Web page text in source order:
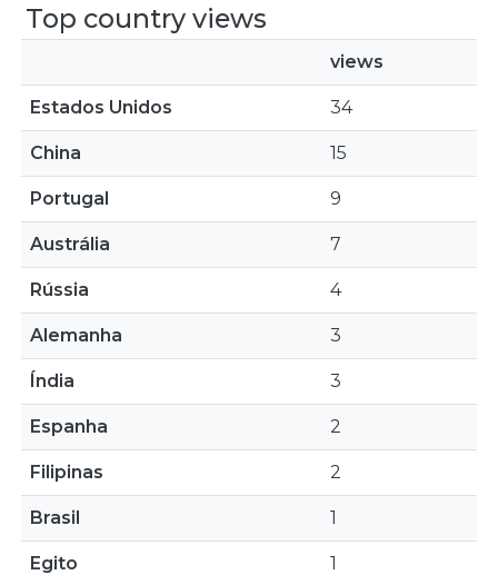
Top country views
views
Estados Unidos 34
China 15
Portugal 9
Austrália 7
Rússia 4
Alemanha 3
Índia 3
Espanha 2
Filipinas 2
Brasil 1
Egito 1